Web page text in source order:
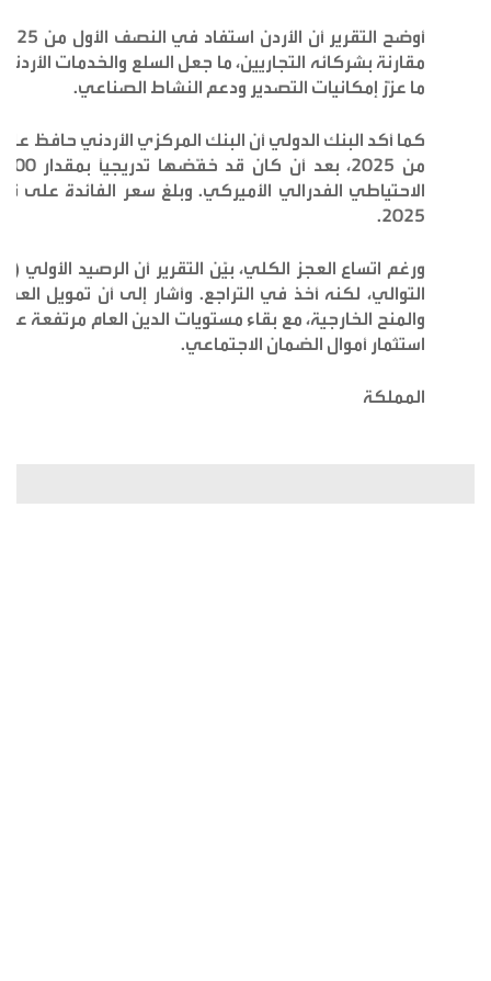
مقارنة بشركائه التجاريين، ما جعل السلع والخدمات
ما عزّز إمكانيات التصدير ودعم النشاط الصناعي.
كما أكد البنك الدولي أن البنك المركزي الأردني حافظ
2025.
ورغم اتساع العجز الكلي، بيّن التقرير أن الرصيد
التوالي، لكنه أخذ في التراجع. وأشار إلى أن تمويل
استثمار أموال الضمان الاجتماعي.
المملكة